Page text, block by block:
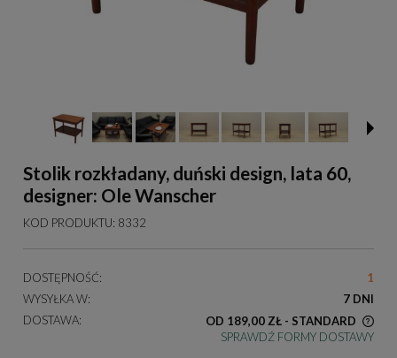
Stolik rozkładany, duński design, lata 60,
designer: Ole Wanscher
KOD PRODUKTU: 8332
DOSTĘPNOŚĆ:
1
WYSYŁKA W:
7 DNI
DOSTAWA:
OD 189,00 ZŁ - STANDARD
KOSZT DOSTAWY DOTYCZY PRZESYŁEK NA TERENIE
SPRAWDŹ FORMY DOSTAWY